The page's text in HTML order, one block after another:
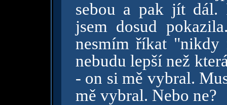
sebou a pak jít dál.
jsem dosud
nesmím říkat "nikdy
nebudu lepší než
- on si mě vybral.
mě vybral. Nebo ne?